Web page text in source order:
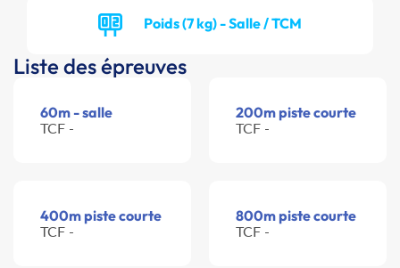
Poids (7 kg) - Salle / TCM
Liste des épreuves
60m - salle
TCF -
200m piste courte
TCF -
400m piste courte
TCF -
800m piste courte
TCF -